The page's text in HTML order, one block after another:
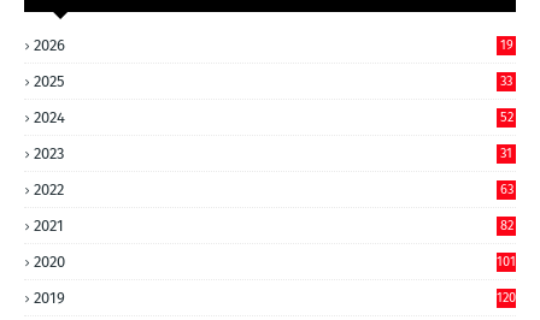
2026 19
2025 33
2024 52
2023 31
2022 63
2021 82
2020 101
2019 120